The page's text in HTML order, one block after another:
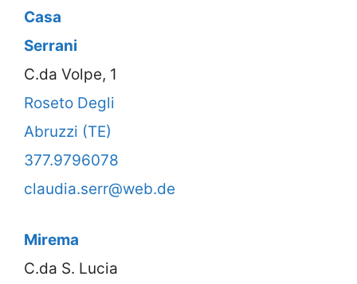
Casa
Serrani
C.da Volpe, 1
Roseto Degli
Abruzzi (TE)
377.9796078
claudia.serr@web.de
Mirema
C.da S. Lucia